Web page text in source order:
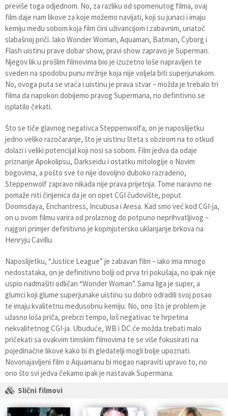
previše toga odjednom. No, za razliku od spomenutog filma, ovaj
film daje nam likove za koje možemo navijati, koji su junaci i imaju
kemiju među sobom koja film čini uživancijom i zabavnim, unatoč
slabašnoj priči. Iako Wonder Woman, Aquaman, Batman, Cyborg i
Flash uistinu prave dobar show, pravi show zapravo je Superman.
Njegov lik u prošlim filmovima bio je izuzetno loše napravljen te
sveden na spodobu punu mržnje koja nije voljela biti superjunakom.
No, ovoga puta se vraća i uistinu je prava stvar – možda je trebalo tri
filma da napokon dobijemo pravog Supermana, no defintivno se
isplatilo čekati.
Što se tiče glavnog negativca Steppenwolfa, on je naposlijetku
jedno veliko razočaranje, što je uistinu šteta s obzirom na to otkud
dolazi i veliki potencijal koji nosi sa sobom. Film jedva da odaje
priznanje Apokolipsu, Darkseidu i ostatku mitologije o Novim
bogovima, a pošto sve to nije dovoljno duboko razrađeno,
Steppenwolf zapravo nikada nije prava prijetnja. Tome naravno ne
pomaže niti činjenica da je on opet CGI čudovište, poput
Doomsdaya, Enchantress, Incubusa i Aresa. Kad smo već kod CGI-ja,
on u ovom filmu varira od prolaznog do potpuno neprihvatljivog –
najgori primjer definitivno je kopmjutersko uklanjanje brkova na
Henryju Cavillu.
Naposlijetku, “Justice League” je zabavan film – iako ima mnogo
nedostataka, on je definitivno bolji od prva tri pokušaja, no ipak nije
uspio nadmašiti odličan “Wonder Woman”. Sama liga je super, a
glumci koji glume superjunake uistinu su dobro odradili svoj posao
te imaju kvalitetnu međusobnu kemiju. No, ono što je problem je
užasno loša priča, prebrzi tempo, loš negativac te hrpetina
nekvalitetnog CGI-ja. Ubuduće, WB i DC će možda trebati malo
pričekati sa ovakvim timskim filmovima te se više fokusirati na
pojedinačne likove kako bi ih gledatelji mogli bolje upoznati.
Novonajavljeni film o Aquamanu bi mogao napraviti upravo to, no
ono što svi jedva čekamo ipak je nastavak Supermana.
Slični filmovi